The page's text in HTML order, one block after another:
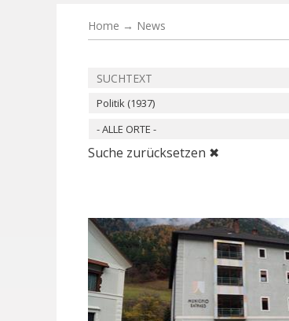
Home → News
Politik (1937)
- ALLE ORTE -
Suche zurücksetzen ✖